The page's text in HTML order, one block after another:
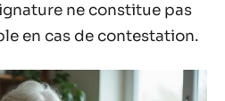
ne constitue pas
en cas de contestation.